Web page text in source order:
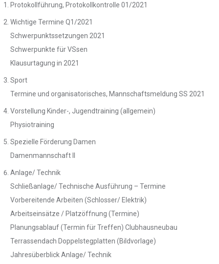
Protokollführung, Protokollkontrolle 01/2021
Wichtige Termine Q1/2021
Schwerpunktssetzungen 2021
Schwerpunkte für VSsen
Klausurtagung in 2021
Sport
Termine und organisatorisches, Mannschaftsmeldung SS 2021
Vorstellung Kinder-, Jugendtraining (allgemein)
Physiotraining
Spezielle Förderung Damen
Damenmannschaft II
Anlage/ Technik
Schließanlage/ Technische Ausführung – Termine
Vorbereitende Arbeiten (Schlosser/ Elektrik)
Arbeitseinsätze / Platzöffnung (Termine)
Planungsablauf (Termin für Treffen) Clubhausneubau
Terrassendach Doppelstegplatten (Bildvorlage)
Jahresüberblick Anlage/ Technik